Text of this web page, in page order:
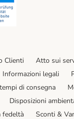
Clienti
Atto sui
Informazioni legali
di consegna
Disposizioni
fedeltà Sconti &